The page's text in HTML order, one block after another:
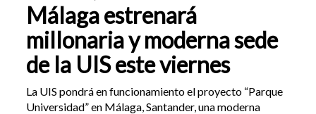
Málaga estrenará
millonaria y moderna sede
de la UIS este viernes
La UIS pondrá en funcionamiento el proyecto “Parque
Universidad” en Málaga, Santander, una moderna